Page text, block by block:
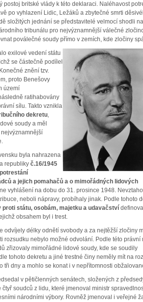
postoj britské vlády k této deklaraci. Naléhavost
po vyhlazení Lidic, Ležáků a zbytečné smrti
složitých jednání se představitelé velmocí shodli na
tribunálu pro nejvýznamnější válečné
poválečné soudy přímo v zemích, kde zločiny
exilové vedení státu
se částečně podílel
znění tzv.
proto Benešovy
území
ratihabovány
sílu. Takto vznikla
dekretu,
soudy a měl
byla nahrazena
republiky č.16/1945
a jejich pomahačů a o mimořádných lidových
vyhlášení na dobu do 31. prosince 1948.
neboli nápravy, probíhaly jinak. Podle tohoto
proti státu, osobám, majetku a udavačství
obsahem byl i trest.
odvíjely délky odnětí svobody a za nejtěžší zločiny
rozsudku nebylo možné odvolání. Podle této právní
zřizovaly mimořádné lidové soudy, kde se soudily
tohoto dekretu a jiné trestné činy neměly mít na
tři dny a mohlo se konat i v nepřítomnosti
v pětičlenných senátech, složených z
soudců z lidu, které jmenoval ministr
národními výbory. Rovněž jmenoval i veřejné